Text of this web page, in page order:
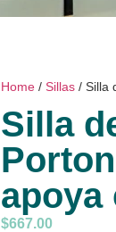
Home / Sillas / Silla
Silla
apoya
$667.00